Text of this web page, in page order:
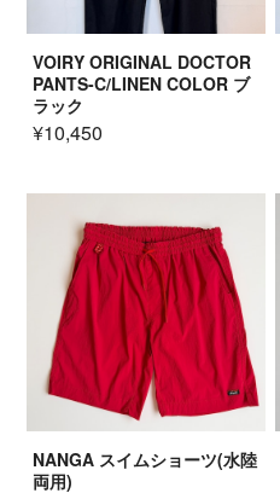
VOIRY ORIGINAL DOCTOR
PANTS-C/LINEN COLOR ブ
ラック
¥10,450
NANGA スイムショーツ(水陸
両用)